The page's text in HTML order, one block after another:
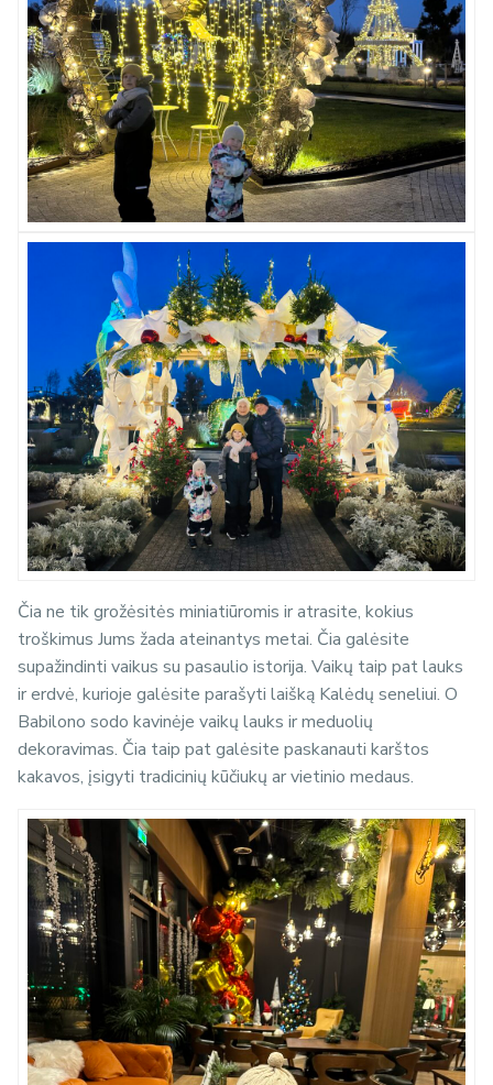
Čia ne tik grožėsitės miniatiūromis ir atrasite, kokius
troškimus Jums žada ateinantys metai. Čia galėsite
supažindinti vaikus su pasaulio istorija. Vaikų taip pat lauks
ir erdvė, kurioje galėsite parašyti laišką Kalėdų seneliui. O
Babilono sodo kavinėje vaikų lauks ir meduolių
dekoravimas. Čia taip pat galėsite paskanauti karštos
kakavos, įsigyti tradicinių kūčiukų ar vietinio medaus.